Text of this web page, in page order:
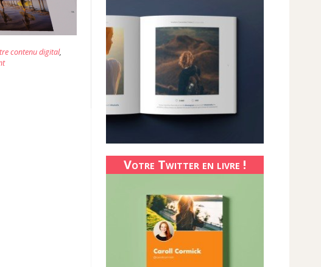
contenu digital,
Votre Twitter en livre !